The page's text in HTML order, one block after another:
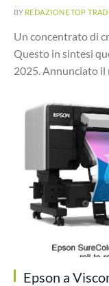
BY REDAZIONE TOP
Un concentrato di
Questo in sintesi
2025. Annunciato
Epson a